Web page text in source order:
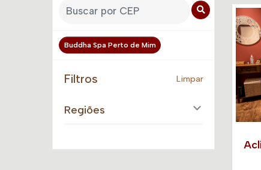
Buddha Spa Perto de Mim
Filtros Limpar
Regiões